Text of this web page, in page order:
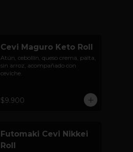
Cevi Maguro Keto Roll
Atún, cebollín, queso crema, palta,
sin arroz, acompañado con
ceviche.
$9.900
Futomaki Cevi Nikkei
Roll